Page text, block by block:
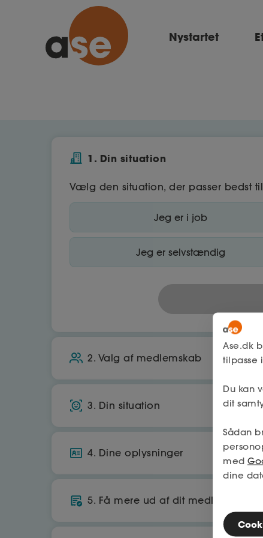
Nystartet
1. Din situation
Vælg den situation, der passer bedst
Jeg er i job
Jeg er selvstændig
2. Valg af medlemskab
A-kasse
Økonomisk tryghed, hvis du mister
Få op til 25.070 kr./md. i dagpenge
3. Din situation
Arbejder du primært i danmark?
4. Dine oplysninger
5. Få mere ud af dit medlemskab
Ase.dk
tilpasse
Du kan
dit
Sådan
med
dine